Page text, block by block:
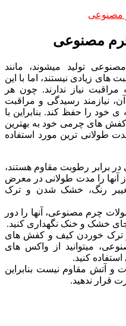
مصنوعی
مصنوعی
تولید میشوند، مانند
زیادی نیستند، اما با این
نیاز ندارند. چون هر
نیازمند رسیدگی و مراقبت
خود را حفظ کند. بنابراین با
کفش های چرمی خود به بهترین
طولانی ترین مورد استفاده
برابر رطوبت مقاوم هستند،
آنها را مدت طولانی در معرض
رنگ، خشک شدن و ترک
چرم مصنوعی، آنها را دور
خشک و خنک نگهداری کنید.
و ترک خوردن کیف و کفش های
میتوانید از واکس های
کنید.
و آتش مقاوم نیست بنابراین
قرار ندهید.